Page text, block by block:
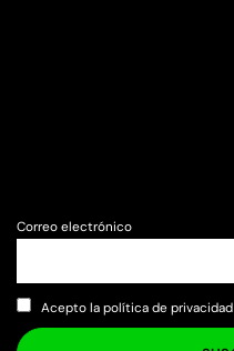
Correo electrónico
Acepto la política de privacidad